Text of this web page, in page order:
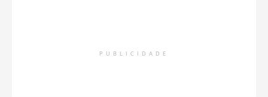
PUBLICIDADE